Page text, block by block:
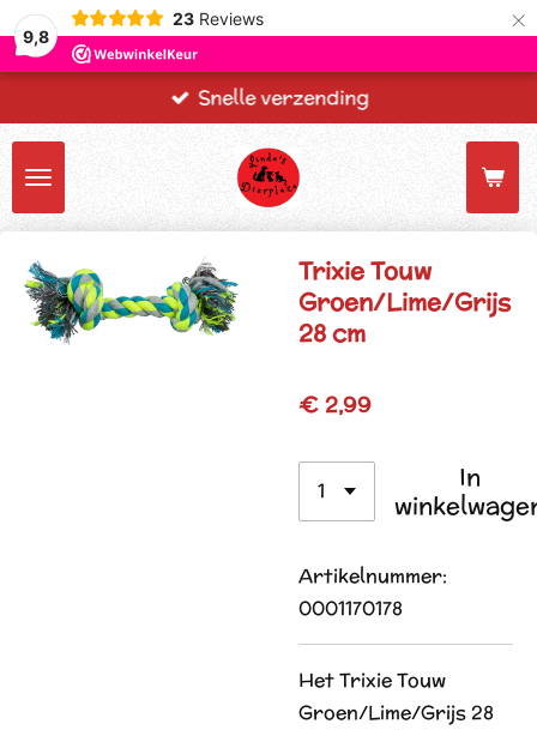
9,8
23 Reviews ×
Snelle verzending
Trixie Touw
Groen/Lime/Grijs
28 cm
€ 2,99
In
Artikelnummer:
0001170178
Het Trixie Touw
Groen/Lime/Grijs 28